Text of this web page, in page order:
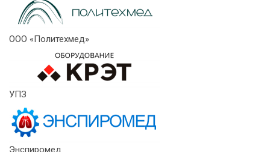
ООО «Политехмед»
УПЗ
Энспиромед